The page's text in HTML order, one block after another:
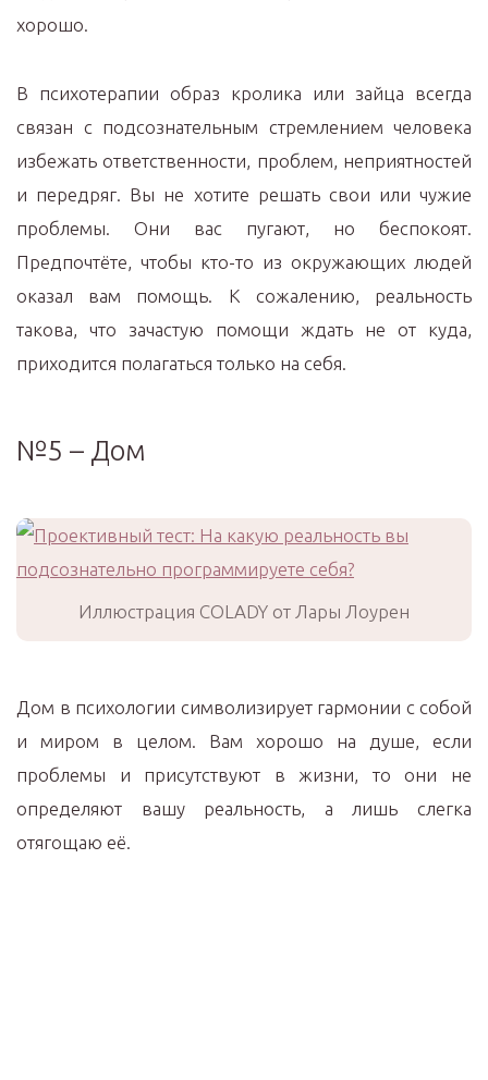
хорошо.
В психотерапии образ кролика или зайца всегда
связан с подсознательным стремлением человека
избежать ответственности, проблем, неприятностей
и передряг. Вы не хотите решать свои или чужие
проблемы. Они вас пугают, но беспокоят.
Предпочтёте, чтобы кто-то из окружающих людей
оказал вам помощь. К сожалению, реальность
такова, что зачастую помощи ждать не от куда,
приходится полагаться только на себя.
№5 – Дом
Иллюстрация COLADY от Лары Лоурен
Дом в психологии символизирует гармонии с собой
и миром в целом. Вам хорошо на душе, если
проблемы и присутствуют в жизни, то они не
определяют вашу реальность, а лишь слегка
отягощаю её.